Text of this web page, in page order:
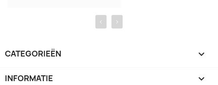
‹ ›
CATEGORIEËN 
INFORMATIE 